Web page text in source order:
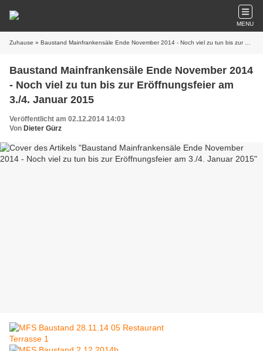
MENU
Zuhause » Baustand Mainfrankensäle Ende November 2014 - Noch viel zu tun bis zur Eröffnungsfeier am 3./4. Januar 2015
Baustand Mainfrankensäle Ende November 2014
- Noch viel zu tun bis zur Eröffnungsfeier am
3./4. Januar 2015
Veröffentlicht am 02.12.2014 14:03
Von Dieter Gürz